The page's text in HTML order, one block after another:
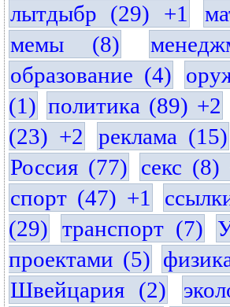
лытдыбр (29) +1
мемы (8)
образование (4)
(1) политика (89) +2
(23) +2
реклама (15)
Россия (77) секс (8)
спорт (47) +1
(29)
транспорт (7)
проектами (5)
Швейцария (2)